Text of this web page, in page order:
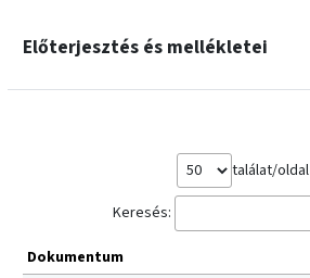
Előterjesztés és mellékletei
találat/oldal
Keresés:
Dokumentum